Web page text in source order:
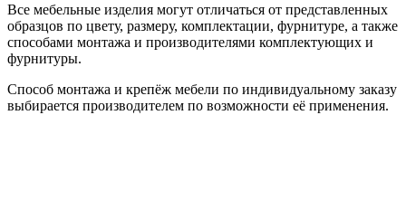
Все мебельные изделия могут отличаться от представленных
образцов по цвету, размеру, комплектации, фурнитуре, а также
способами монтажа и производителями комплектующих и
фурнитуры.
Способ монтажа и крепёж мебели по индивидуальному заказу
выбирается производителем по возможности её применения.